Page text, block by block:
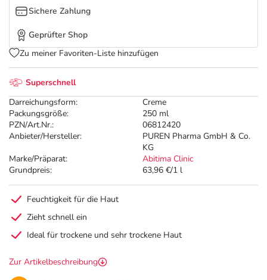
Superschnell
Darreichungsform:
Creme
Packungsgröße:
250 ml
PZN/Art.Nr.:
06812420
Anbieter/Hersteller:
PUREN Pharma GmbH & Co.
KG
Marke/Präparat:
Abitima Clinic
Grundpreis:
63,96 €/1 l
Sichere Zahlung
Geprüfter Shop
Zu meiner Favoriten-Liste hinzufügen
Feuchtigkeit für die Haut
Zieht schnell ein
Ideal für trockene und sehr trockene Haut
Zur Artikelbeschreibung